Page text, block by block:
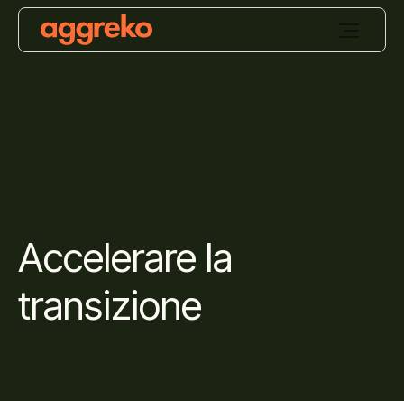
Accelerare la
transizione